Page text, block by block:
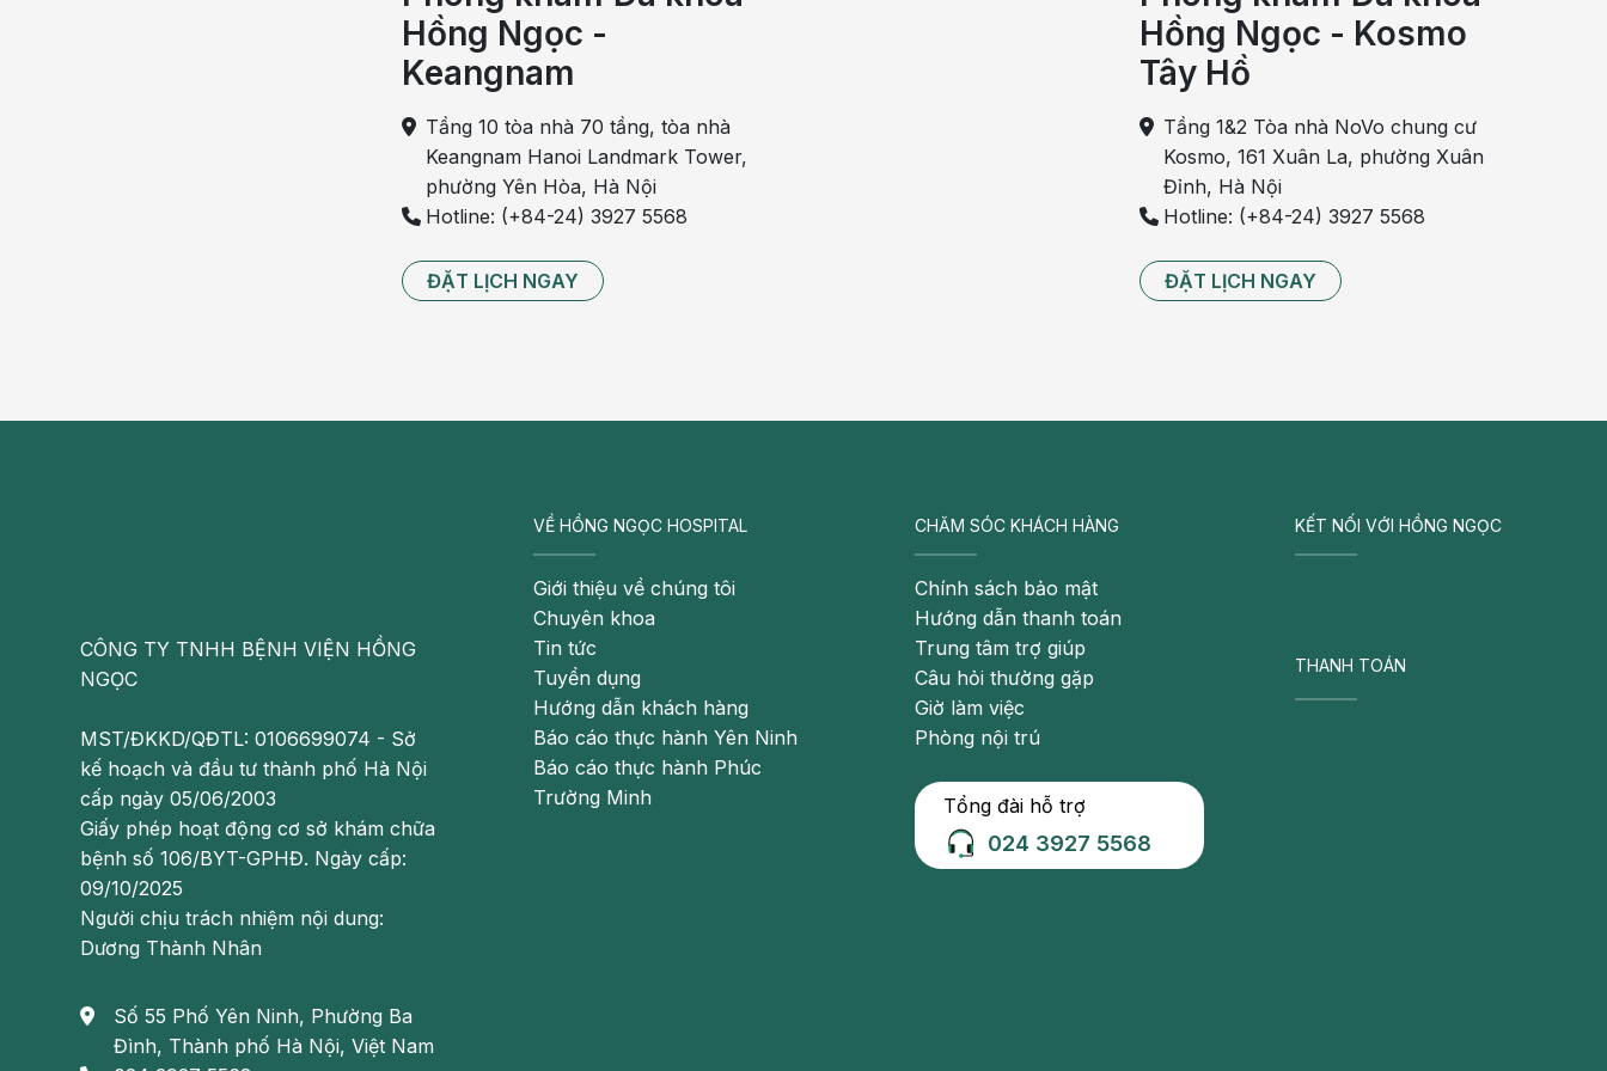
Tuyến tiền liệt bị viêm do vi khuẩn hoặc không do vi khuẩn. Bệnh tiến triển nhanh và có thể gây ra các
triệu chứng như rối loạn chức năng sinh lý, tiểu khó, tiểu rắt, nước tiểu có màu hồng hoặc đỏ, đau vùng
Nước tiểu có màu hồng là một trong các dấu hiệu thường gặp của các bệnh lý về thận như viêm bể thận,
Nước tiểu có màu hồng có thể là dấu hiệu cảnh báo bệnh lý về thận
Ngộ độc chì và thủy ngân là bệnh lý nguy hiểm. Khi mắc bệnh, người bệnh sẽ gặp các dấu hiệu như
nước tiểu có màu hồng nhạt, đau đầu, mệt mỏi, buồn nôn, khó thở, suy giảm thị giác… Khi mắc bệnh,
Hồng Ngọc -
Keangnam
Tầng 10 tòa nhà 70 tầng, tòa nhà
Keangnam Hanoi Landmark Tower,
phường Yên Hòa, Hà Nội
Hotline: (+84-24) 3927 5568
ĐẶT LỊCH NGAY
Hồng Ngọc - Kosmo
Tây Hồ
Tầng 1&2 Tòa nhà NoVo chung cư
Kosmo, 161 Xuân La, phường Xuân
Đỉnh, Hà Nội
Hotline: (+84-24) 3927 5568
ĐẶT LỊCH NGAY
CÔNG TY TNHH BỆNH VIỆN HỒNG
NGỌC
MST/ĐKKD/QĐTL: 0106699074 - Sở
kế hoạch và đầu tư thành phố Hà Nội
cấp ngày 05/06/2003
Giấy phép hoạt động cơ sở khám chữa
bệnh số 106/BYT-GPHĐ. Ngày cấp:
09/10/2025
Người chịu trách nhiệm nội dung:
Dương Thành Nhân
Số 55 Phố Yên Ninh, Phường Ba
Đình, Thành phố Hà Nội, Việt Nam
VỀ HỒNG NGỌC HOSPITAL
Giới thiệu về chúng tôi
Chuyên khoa
Tin tức
Tuyển dụng
Hướng dẫn khách hàng
Báo cáo thực hành Yên Ninh
Báo cáo thực hành Phúc
Trường Minh
CHĂM SÓC KHÁCH HÀNG
Chính sách bảo mật
Hướng dẫn thanh toán
Trung tâm trợ giúp
Câu hỏi thường gặp
Giờ làm việc
Phòng nội trú
Tổng đài hỗ trợ
024 3927 5568
KẾT NỐI VỚI HỒNG NGỌC
THANH TOÁN